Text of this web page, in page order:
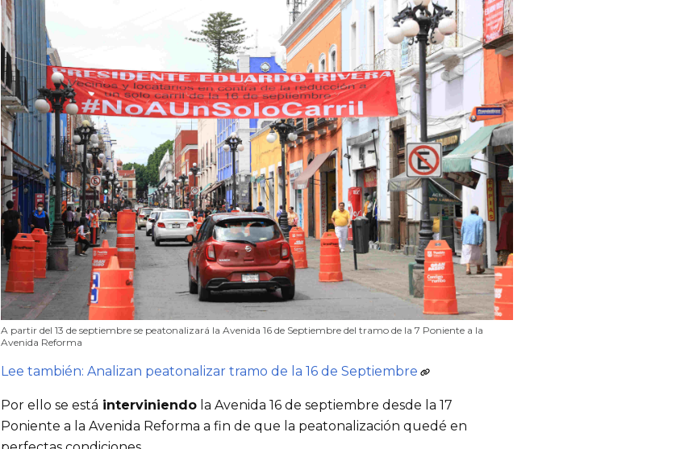
A partir del 13 de septiembre se peatonalizará la Avenida 16 de Septiembre del tramo de la 7 Poniente a la
Avenida Reforma
Lee también: Analizan peatonalizar tramo de la 16 de Septiembre
Por ello se está interviniendo la Avenida 16 de septiembre desde la 17
Poniente a la Avenida Reforma a fin de que la peatonalización quedé en